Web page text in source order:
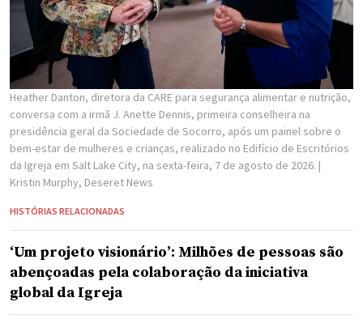
Heather Danton, diretora da CARE para segurança alimentar e nutrição,
conversa com a irmã J. Anette Dennis, primeira conselheira na
presidência geral da Sociedade de Socorro, após um painel sobre o
bem-estar de mulheres e crianças, realizado no Edifício de Escritórios
da Igreja em Salt Lake City, na sexta-feira, 7 de agosto de 2026. |
Kristin Murphy, Deseret News
HISTÓRIAS RELACIONADAS
‘Um projeto visionário’: Milhões de pessoas são
abençoadas pela colaboração da iniciativa
global da Igreja